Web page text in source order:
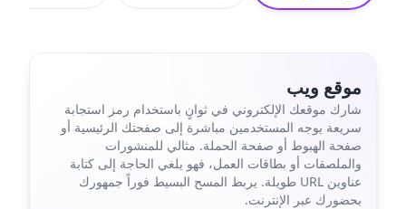
موقع ويب
شارك موقعك الإلكتروني في ثوانٍ باستخدام رمز استجابة
سريعة يوجه المستخدمين مباشرة إلى صفحتك الرئيسية أو
صفحة الهبوط أو صفحة الحملة. مثالي للمنشورات
والملصقات أو بطاقات العمل، فهو يلغي الحاجة إلى كتابة
عناوين URL طويلة. يربط المسح البسيط فوراً جمهورك
بحضورك عبر الإنترنت.